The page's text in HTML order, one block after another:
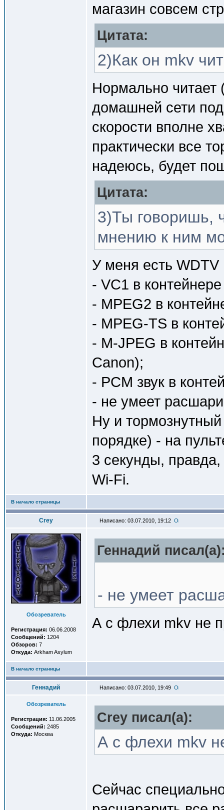
магазин совсем
Цитата:
2)Как он mkv
Нормально читает
домашней сети
скорости вполне
практически все
надеюсь, будет
Цитата:
3)Ты говоришь,
мнению к ним
У меня есть
- VC1 в
- MPEG2 в
- MPEG-TS в
- M-JPEG в
Canon);
- PCM звук в
- не умеет
Ну и
порядке) - на
3 секунды,
Wi-Fi.
В начало страницы
Crey Написано: 03.07.2010, 19:12
Обозреватель
Регистрация: 06.06.2008
Сообщений: 1204
Обзоров: 7
Откуда: Arkham Asylum
Геннадий
- не умеет
А с флехи mkv не
В начало страницы
Геннадий Написано: 03.07.2010, 19:49
Обозреватель
Регистрация: 11.06.2005
Сообщений: 2485
Откуда: Москва
Crey писал(a):
А с флехи mkv
Сейчас